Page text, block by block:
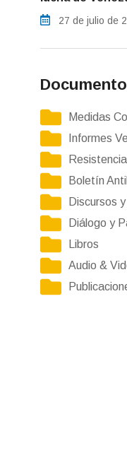
27 de julio de
Medidas
Informes
Boletín
Discursos
Diálogo y
Libros
Audio &